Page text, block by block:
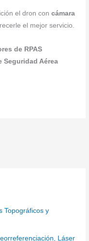
el dron concámara
el mejor servicio.
de RPAS
Seguridad Aérea
Topográficos y
Láser